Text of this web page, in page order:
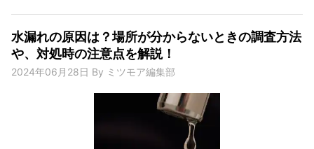
水漏れの原因は？場所が分からないときの調査方法
や、対処時の注意点を解説！
2024年06月28日 By ミツモア編集部